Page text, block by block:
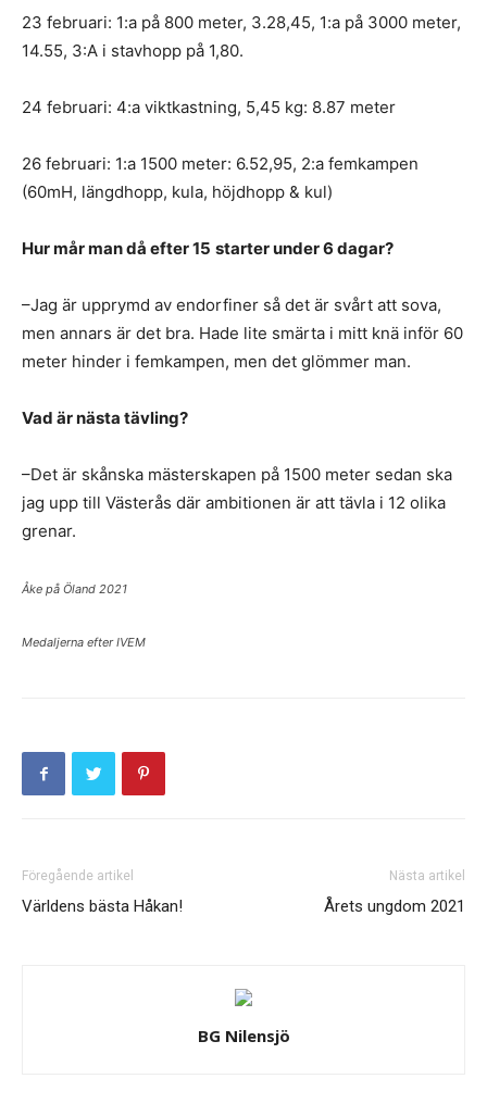
23 februari: 1:a på 800 meter, 3.28,45, 1:a på 3000 meter,
14.55, 3:A i stavhopp på 1,80.
24 februari: 4:a viktkastning, 5,45 kg: 8.87 meter
26 februari: 1:a 1500 meter: 6.52,95, 2:a femkampen
(60mH, längdhopp, kula, höjdhopp & kul)
Hur mår man då efter 15 starter under 6 dagar?
–Jag är upprymd av endorfiner så det är svårt att sova,
men annars är det bra. Hade lite smärta i mitt knä inför 60
meter hinder i femkampen, men det glömmer man.
Vad är nästa tävling?
–Det är skånska mästerskapen på 1500 meter sedan ska
jag upp till Västerås där ambitionen är att tävla i 12 olika
grenar.
Åke på Öland 2021
Medaljerna efter IVEM
Föregående artikel
Världens bästa Håkan!
Nästa artikel
Årets ungdom 2021
BG Nilensjö